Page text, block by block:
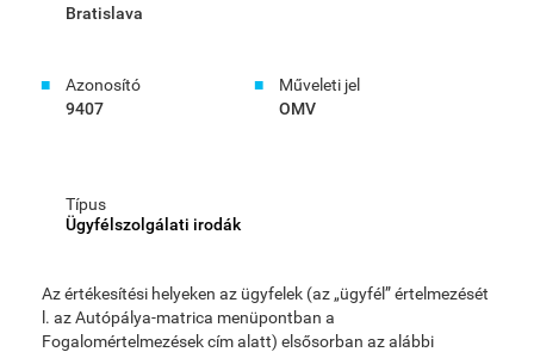
Bratislava
Azonosító
9407
Műveleti jel
OMV
Típus
Ügyfélszolgálati irodák
Az értékesítési helyeken az ügyfelek (az „ügyfél” értelmezését
l. az Autópálya-matrica menüpontban a
Fogalomértelmezések cím alatt) elsősorban az alábbi